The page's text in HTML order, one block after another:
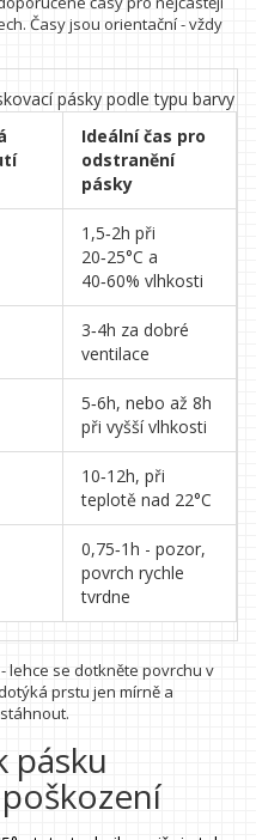
Časy jsou orientační - vždy
pásky podle typu barvy
Ideální čas pro
odstranění
pásky
1,5‑2h při
20‑25°C a
40‑60% vlhkosti
3‑4h za dobré
ventilace
5‑6h, nebo až 8h
při vyšší vlhkosti
10‑12h, při
teplotě nad 22°C
0,75‑1h - pozor,
povrch rychle
tvrdne
lehce se dotkněte povrchu v
prstu jen mírně a
pásku